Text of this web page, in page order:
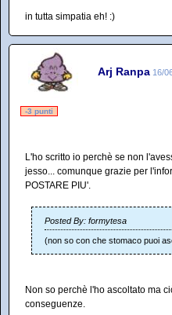
in tutta simpatia eh! :)
Arj Ranpa 16/
-3 punti
L'ho scritto io perchè se non
jesso... comunque grazie per
POSTARE PIU'.
Posted By: formytesa
(non so con che stomaco puoi
Non so perchè l'ho ascoltato ma
conseguenze.